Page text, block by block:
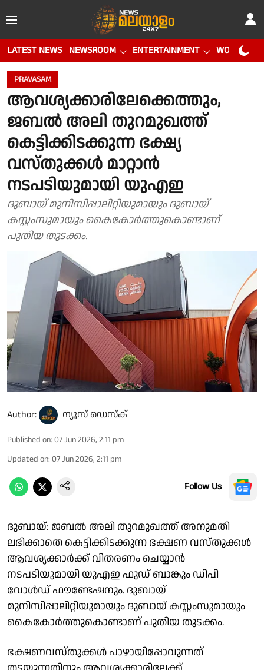
LATEST NEWS NEWSROOM ENTERTAINMENT WORLD CUP
PRAVASAM
ആവശ്യക്കാരിലേക്കെത്തും,
ജബല്‍ അലി തുറമുഖത്ത്
കെട്ടിക്കിടക്കുന്ന ഭക്ഷ്യ
വസ്തുക്കള്‍ മാറ്റാന്‍
നടപടിയുമായി യുഎഇ
ദുബായ് മുനിസിപ്പാലിറ്റിയുമായും ദുബായ്
കസ്റ്റംസുമായും കൈകോര്‍ത്തുകൊണ്ടാണ്
പുതിയ തുടക്കം.
Author: ന്യൂസ് ഡെസ്ക്
Published on: 07 Jun 2026, 2:11 pm
Updated on: 07 Jun 2026, 2:11 pm
Follow Us
ദുബായ്: ജബല്‍ അലി തുറമുഖത്ത് അനുമതി
ലഭിക്കാതെ കെട്ടിക്കിടക്കുന്ന ഭക്ഷണ വസ്തുക്കള്‍
ആവശ്യക്കാര്‍ക്ക് വിതരണം ചെയ്യാന്‍
നടപടിയുമായി യുഎഇ ഫുഡ് ബാങ്കും ഡിപി
വോള്‍ഡ് ഫൗണ്ടേഷനും. ദുബായ്
മുനിസിപ്പാലിറ്റിയുമായും ദുബായ് കസ്റ്റംസുമായും
കൈകോര്‍ത്തുകൊണ്ടാണ് പുതിയ തുടക്കം.
ഭക്ഷണവസ്തുക്കള്‍ പാഴായിപ്പോവുന്നത്